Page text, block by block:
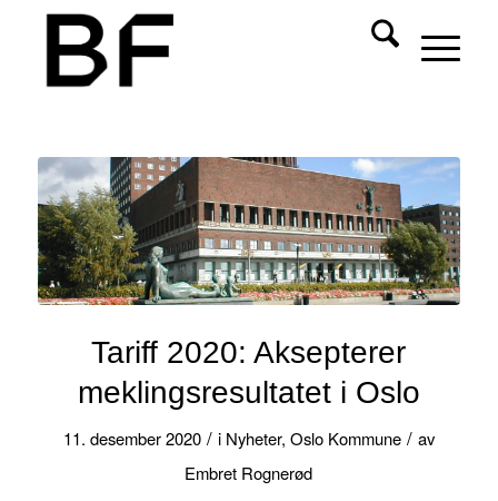
Tariff 2020: Aksepterer
meklingsresultatet i Oslo
11. desember 2020 / i Nyheter, Oslo Kommune / av
Embret Rognerød